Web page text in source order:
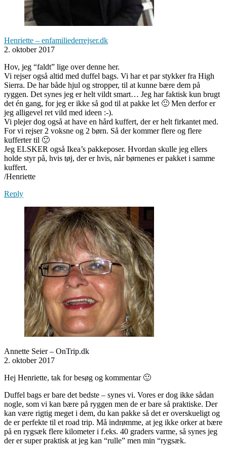
Henriette – enfamiliederrejser.dk
2. oktober 2017
Hov, jeg “faldt” lige over denne her.
Vi rejser også altid med duffel bags. Vi har et par stykker fra High
Sierra. De har både hjul og stropper, til at kunne bære dem på
ryggen. Det synes jeg er helt vildt smart… Jeg har faktisk kun brugt
det én gang, for jeg er ikke så god til at pakke let 🙂 Men derfor er
jeg alligevel ret vild med ideen :-).
Vi plejer dog også at have en hård kuffert, der er helt firkantet med.
For vi rejser 2 voksne og 2 børn. Så der kommer flere og flere
kufferter til 🙂
Jeg ELSKER også Ikea’s pakkeposer. Hvordan skulle jeg ellers
holde styr på, hvis tøj, der er hvis, når børnenes er pakket i samme
kuffert.
/Henriette
Reply
Annette Seier – OnTrip.dk
2. oktober 2017
Hej Henriette, tak for besøg og kommentar 🙂
Duffel bags er bare det bedste – synes vi. Vores er dog ikke sådan
nogle, som vi kan bære på ryggen men de er bare så praktiske. Der
kan være rigtig meget i dem, du kan pakke så det er overskueligt og
de er perfekte til et road trip. Må indrømme, at jeg ikke orker at bære
på en rygsæk flere kilometer i f.eks. 40 graders varme, så synes jeg
der er super praktisk at jeg kan “rulle” men min “rygsæk.